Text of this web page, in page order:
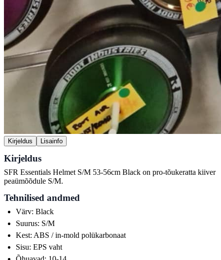
Kirjeldus Lisainfo
Kirjeldus
SFR Essentials Helmet S/M 53-56cm Black on pro-tõukeratta kiiver
peaümõõdule S/M.
Tehnilised andmed
Värv: Black
Suurus: S/M
Kest: ABS / in-mold polükarbonaat
Sisu: EPS vaht